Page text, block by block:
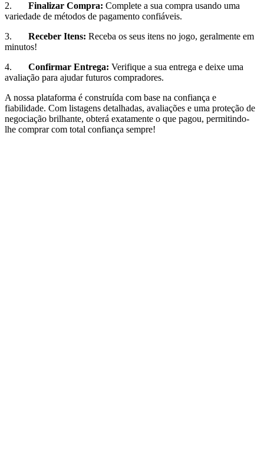
2. Finalizar Compra: Complete a sua compra usando uma
variedade de métodos de pagamento confiáveis.
3. Receber Itens: Receba os seus itens no jogo, geralmente em
minutos!
4. Confirmar Entrega: Verifique a sua entrega e deixe uma
avaliação para ajudar futuros compradores.
A nossa plataforma é construída com base na confiança e
fiabilidade. Com listagens detalhadas, avaliações e uma proteção de
negociação brilhante, obterá exatamente o que pagou, permitindo-
lhe comprar com total confiança sempre!